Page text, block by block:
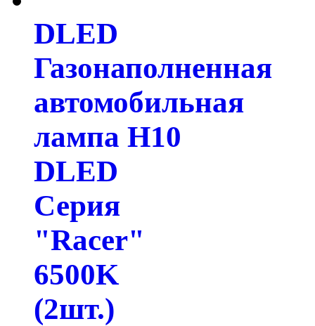
DLED
Газонаполненная
автомобильная
лампа H10
DLED
Серия
"Racer"
6500K
(2шт.)